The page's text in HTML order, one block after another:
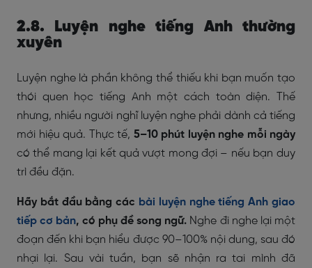
2.8. Luyện nghe tiếng Anh thường
xuyên
Luyện nghe là phần không thể thiếu khi bạn muốn tạo
thói quen học tiếng Anh một cách toàn diện. Thế
nhưng, nhiều người nghĩ luyện nghe phải dành cả tiếng
mới hiệu quả. Thực tế, 5–10 phút luyện nghe mỗi ngày
có thể mang lại kết quả vượt mong đợi – nếu bạn duy
trì đều đặn.
Hãy bắt đầu bằng các bài luyện nghe tiếng Anh giao
tiếp cơ bản, có phụ đề song ngữ. Nghe đi nghe lại một
đoạn đến khi bạn hiểu được 90–100% nội dung, sau đó
nhại lại. Sau vài tuần, bạn sẽ nhận ra tai mình đã